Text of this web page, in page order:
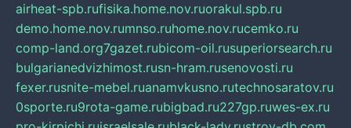
airheat-spb.rufisika.home.nov.ruorakul.spb.ru
demo.home.nov.rumnso.ruhome.nov.rucemko.ru
comp-land.org7gazet.rubicom-oil.rusuperiorsearch.ru
bulgarianedvizhimost.rusn-hram.rusenovosti.ru
fexer.rusnite-mebel.ruanamvkusno.rutechnosaratov.ru
0sporte.ru9rota-game.rubigbad.ru227gp.ruwes-ex.ru